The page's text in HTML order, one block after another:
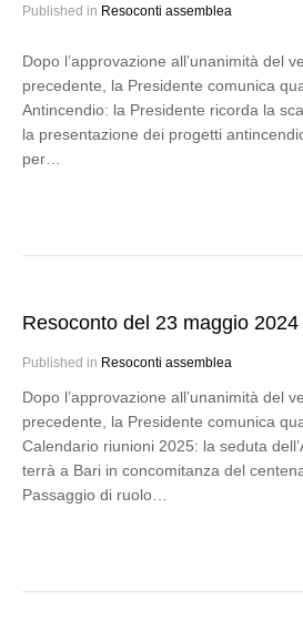
Published in Resoconti assemblea
Dopo l’approvazione all’unanimità del
precedente, la Presidente comunica
Antincendio: la Presidente ricorda la
la presentazione dei progetti
per…
Resoconto del 23 maggio 2024
Published in Resoconti assemblea
Dopo l’approvazione all’unanimità del
precedente, la Presidente comunica
Calendario riunioni 2025: la seduta
terrà a Bari in concomitanza del
Passaggio di ruolo…